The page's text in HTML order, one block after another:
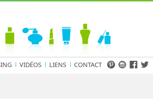
VIDÉOS LIENS CONTACT